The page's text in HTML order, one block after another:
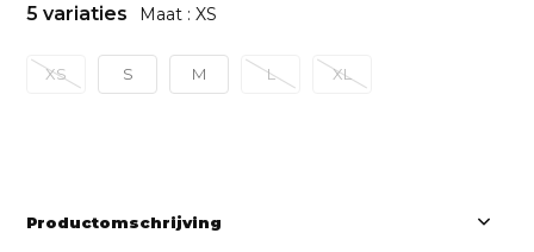
5 variaties Maat : XS
XS S M L XL
Productomschrijving